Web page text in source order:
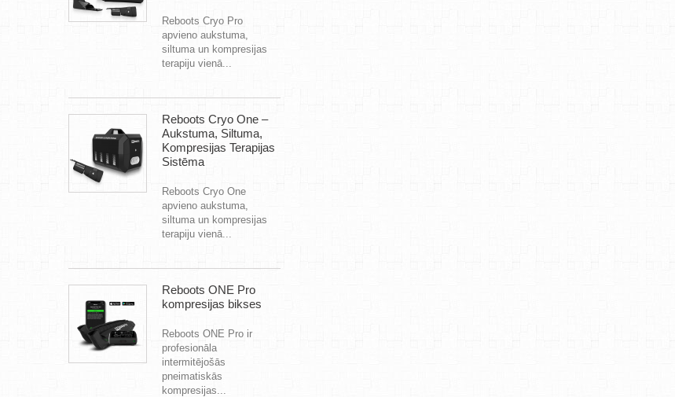
Reboots Cryo Pro
apvieno aukstuma,
siltuma un kompresijas
terapiju vienā...
Reboots Cryo One –
Aukstuma, Siltuma,
Kompresijas Terapijas
Sistēma
Reboots Cryo One
apvieno aukstuma,
siltuma un kompresijas
terapiju vienā...
Reboots ONE Pro
kompresijas bikses
Reboots ONE Pro ir
profesionāla
intermitējošās
pneimatiskās
kompresijas...